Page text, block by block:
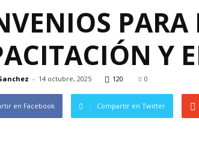
PARA
Y
- 14 octubre, 2025 120 0
en Facebook Compartir en Twitter